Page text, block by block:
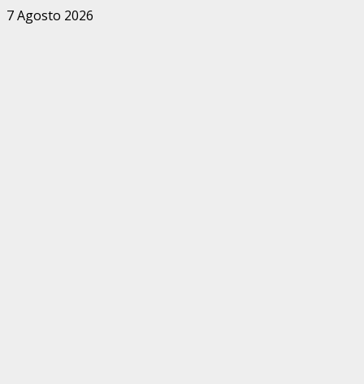
Zum
7 Agosto 2026